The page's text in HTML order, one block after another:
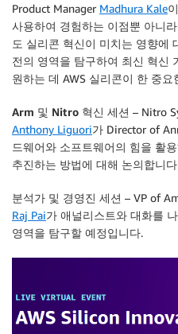
Product Manager Madhura Kale
사용하여 경험하는 이점뿐 아니
도 실리콘 혁신이 미치는 영향에
전의 영역을 탐구하여 최신 혁신
원하는 데 AWS 실리콘이 한 중
Arm 및 Nitro 혁신 세션 – Nitro
Anthony Liguori가 Director of
드웨어와 소프트웨어의 힘을 활
추진하는 방법에 대해 논의합니
분석가 및 경영진 세션 – VP of
Raj Pai가 애널리스트와 대화를
영역을 탐구할 예정입니다.